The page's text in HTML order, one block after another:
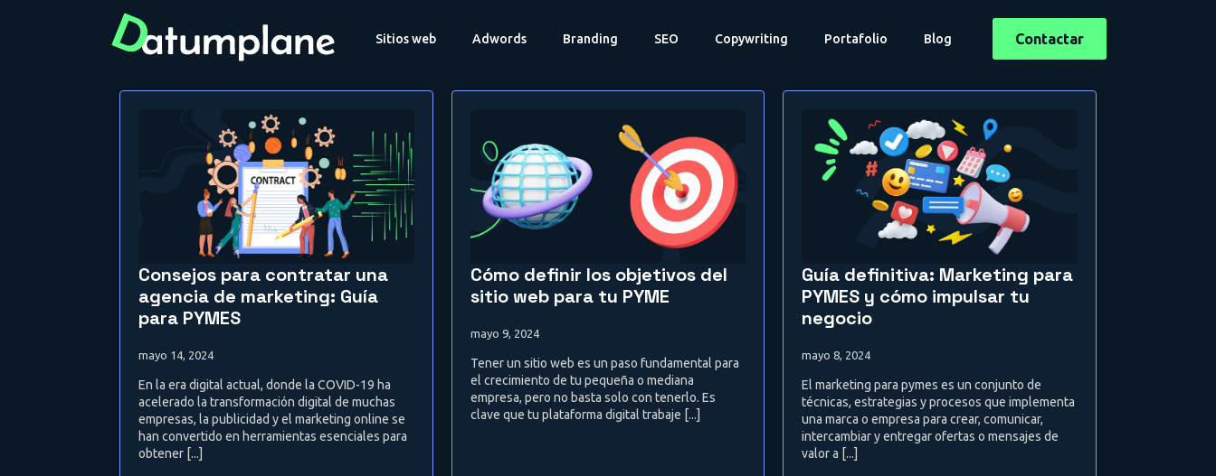
Sitios web Adwords Branding SEO Copywriting Portafolio Blog Contactar
Consejos para contratar una
agencia de marketing: Guía
para PYMES
mayo 14, 2024
En la era digital actual, donde la COVID-19 ha
acelerado la transformación digital de muchas
empresas, la publicidad y el marketing online se
han convertido en herramientas esenciales para
obtener [...]
Cómo definir los objetivos del
sitio web para tu PYME
mayo 9, 2024
Tener un sitio web es un paso fundamental para
el crecimiento de tu pequeña o mediana
empresa, pero no basta solo con tenerlo. Es
clave que tu plataforma digital trabaje [...]
Guía definitiva: Marketing para
PYMES y cómo impulsar tu
negocio
mayo 8, 2024
El marketing para pymes es un conjunto de
técnicas, estrategias y procesos que implementa
una marca o empresa para crear, comunicar,
intercambiar y entregar ofertas o mensajes de
valor a [...]